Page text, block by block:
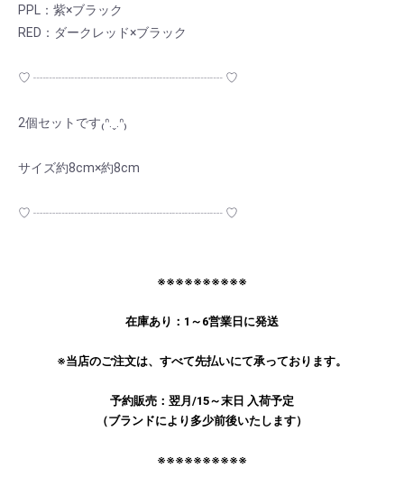
PPL：紫×ブラック
RED：ダークレッド×ブラック
♡ ┈┈┈┈┈┈┈┈┈┈┈┈┈┈┈ ♡
2個セットです₍ᐢ.ˬ.ᐢ₎
サイズ約8cm×約8cm
♡ ┈┈┈┈┈┈┈┈┈┈┈┈┈┈┈ ♡
※※※※※※※※※※
在庫あり：1～6営業日に発送
※当店のご注文は、すべて先払いにて承っております。
予約販売：翌月/15～末日 入荷予定
（ブランドにより多少前後いたします）
※※※※※※※※※※